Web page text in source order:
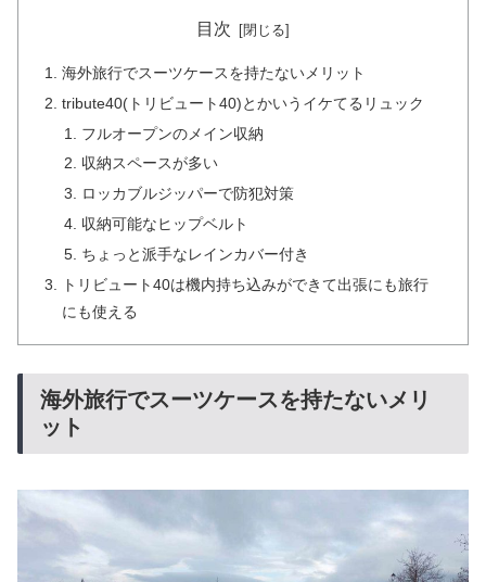
目次
海外旅行でスーツケースを持たないメリット
tribute40(トリビュート40)とかいうイケてるリュック
フルオープンのメイン収納
収納スペースが多い
ロッカブルジッパーで防犯対策
収納可能なヒップベルト
ちょっと派手なレインカバー付き
トリビュート40は機内持ち込みができて出張にも旅行
にも使える
海外旅行でスーツケースを持たないメリ
ット